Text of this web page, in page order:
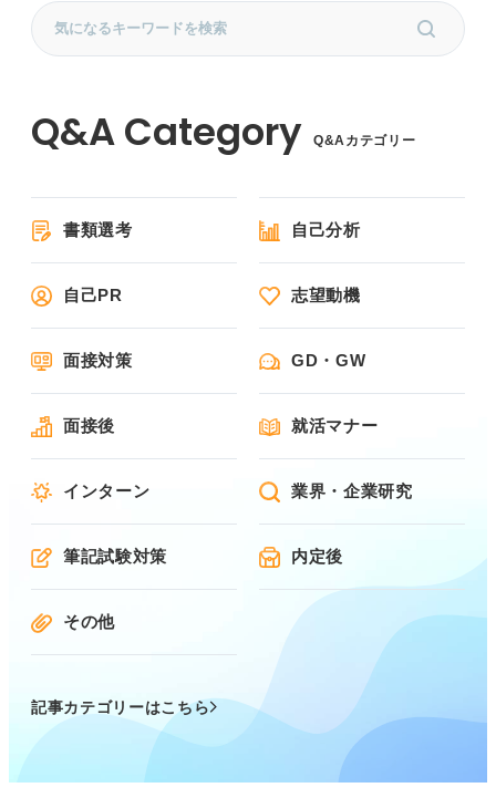
Q&Aカテゴリー
書類選考 自己分析
自己PR 志望動機
面接対策 GD・GW
面接後 就活マナー
インターン 業界・企業研究
筆記試験対策 内定後
その他
記事カテゴリーはこちら